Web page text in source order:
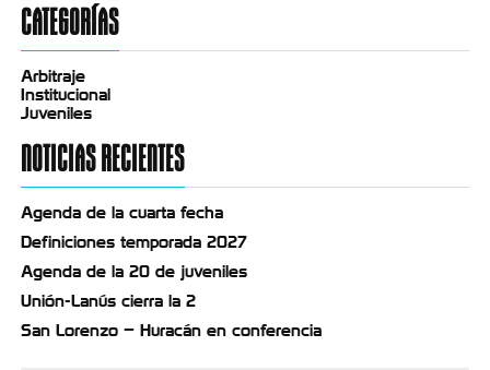
CATEGORÍAS
Arbitraje
Institucional
Juveniles
NOTICIAS RECIENTES
Agenda de la cuarta fecha
Definiciones temporada 2027
Agenda de la 20 de juveniles
Unión-Lanús cierra la 2
San Lorenzo – Huracán en conferencia